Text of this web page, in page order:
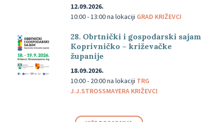
12.09.2026.
10:00 - 13:00na lokaciji GRAD KRIŽEVCI
28. Obrtnički i gospodarski sajam
Koprivničko – križevačke
županije
18.09.2026.
10:00 - 20:00na lokaciji TRG
J.J.STROSSMAYERA KRIŽEVCI